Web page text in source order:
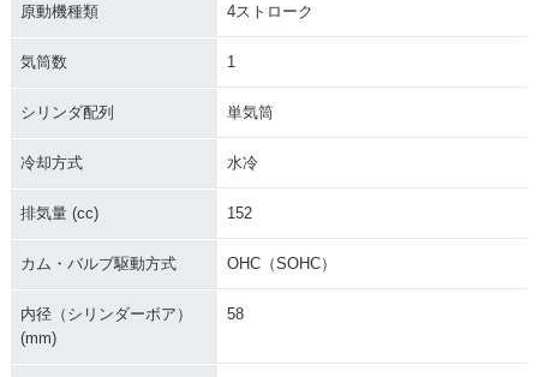
原動機種類 4ストローク
気筒数 1
シリンダ配列 単気筒
冷却方式 水冷
排気量 (cc) 152
カム・バルブ駆動方式 OHC（SOHC）
内径（シリンダーボア）
(mm)
58